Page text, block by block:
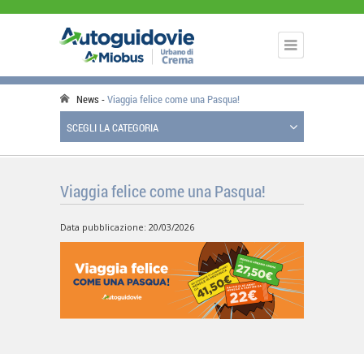
News
Viaggia felice come una Pasqua!
SCEGLI LA CATEGORIA
Viaggia felice come una Pasqua!
Data pubblicazione: 20/03/2026